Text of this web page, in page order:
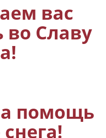
вас
во Славу
помощь